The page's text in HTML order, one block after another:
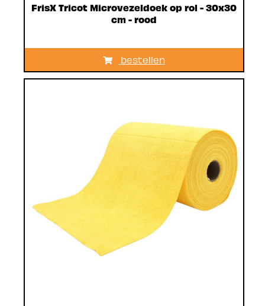
FrisX Tricot Microvezeldoek op rol - 30x30
cm - rood
bestellen